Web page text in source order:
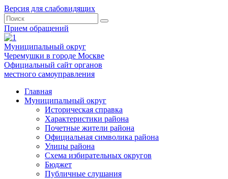
Версия для слабовидящих
Прием обращений
Муниципальный округ
Черемушки в городе Москве
Официальный сайт органов
местного самоуправления
Главная
Муниципальный округ
Историческая справка
Характеристики района
Почетные жители района
Официальная символика района
Улицы района
Схема избирательных округов
Бюджет
Публичные слушания